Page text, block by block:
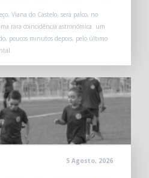
Viana do Castelo, será palco, no
rara coincidência astronómica: um
poucos minutos depois, pelo último
5 Agosto, 2026